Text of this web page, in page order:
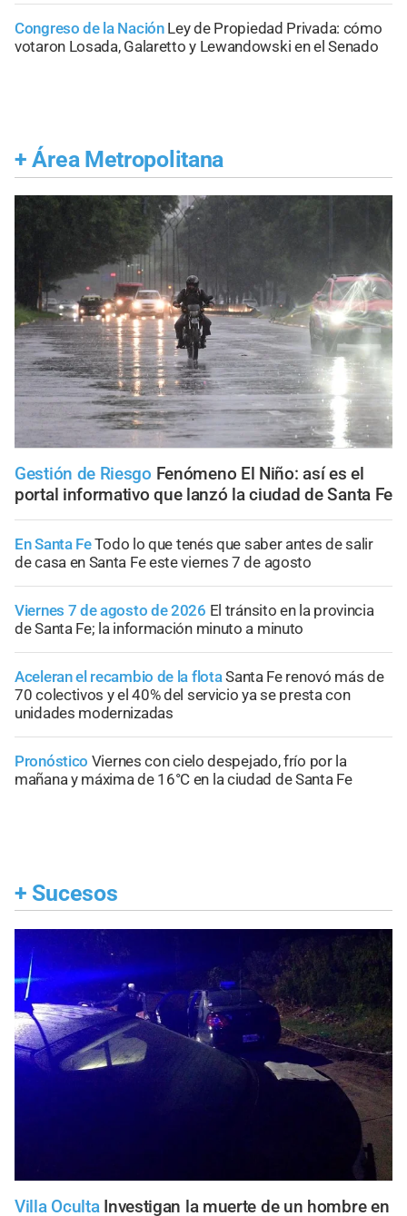
Congreso de la Nación Ley de Propiedad Privada: cómo
votaron Losada, Galaretto y Lewandowski en el Senado
+ Área Metropolitana
Gestión de Riesgo Fenómeno El Niño: así es el
portal informativo que lanzó la ciudad de Santa Fe
En Santa FeTodo lo que tenés que saber antes de salir
de casa en Santa Fe este viernes 7 de agosto
Viernes 7 de agosto de 2026 El tránsito en la provincia
de Santa Fe; la información minuto a minuto
Aceleran el recambio de la flotaSanta Fe renovó más de
70 colectivos y el 40% del servicio ya se presta con
unidades modernizadas
Pronóstico Viernes con cielo despejado, frío por la
mañana y máxima de 16°C en la ciudad de Santa Fe
+ Sucesos
Villa Oculta Investigan la muerte de un hombre en